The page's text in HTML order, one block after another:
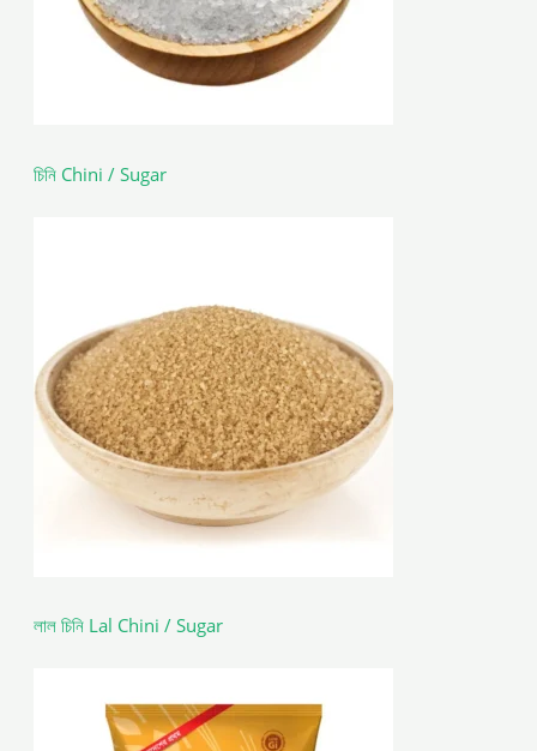
চিনি Chini / Sugar
লাল চিনি Lal Chini / Sugar